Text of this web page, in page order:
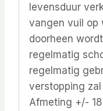
levensduur
vangen vuil op
doorheen
regelmatig
regelmatig
verstopping
Afmeting +/-